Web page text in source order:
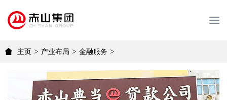
T
e
n
主页 > 产业布局 > 金融服务 >